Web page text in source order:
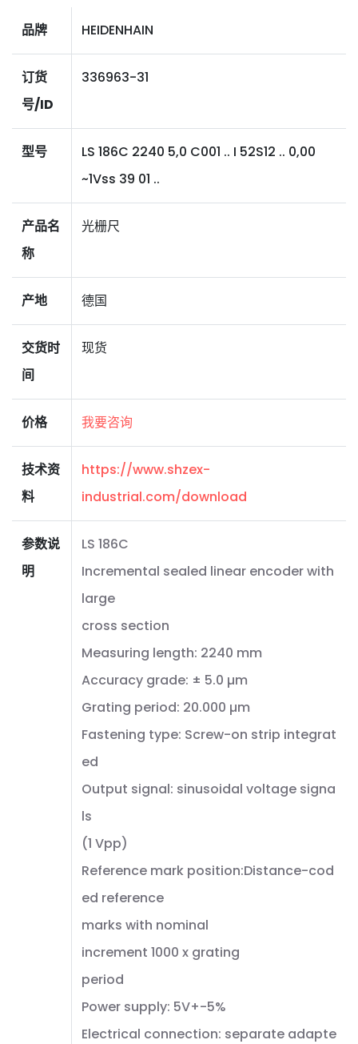
品牌 HEIDENHAIN
订货
号/ID
336963-31
型号
LS 186C 2240 5,0 C001 .. I 52S12 .. 0,00
~1Vss 39 01 ..
产品名
称
光栅尺
产地 德国
交货时
间
现货
价格 我要咨询
技术资
料
https://www.shzex-
industrial.com/download
参数说
明
LS 186C
Incremental sealed linear encoder with
large
cross section
Measuring length: 2240 mm
Accuracy grade: ± 5.0 µm
Grating period: 20.000 µm
Fastening type: Screw-on strip integrat
ed
Output signal: sinusoidal voltage signa
ls
(1 Vpp)
Reference mark position:Distance-cod
ed reference
marks with nominal
increment 1000 x grating
period
Power supply: 5V+-5%
Electrical connection: separate adapte